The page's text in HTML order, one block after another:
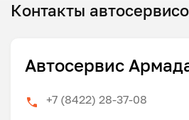
Контакты
Автосервис
+7 (8422) 28-37-08